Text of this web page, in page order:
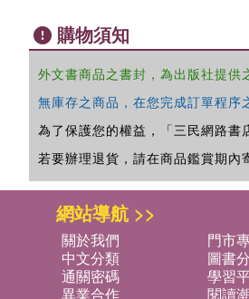
購物須知
外文書商品之書封，為出版社提供
無庫存之商品，在您完成訂單程序
為了保護您的權益，「三民網路書
若要辦理退貨，請在商品鑑賞期內
網站導航 >>
關於我們 門市
中文分類
圖書
通關密碼
學習
異業合作
閱讀